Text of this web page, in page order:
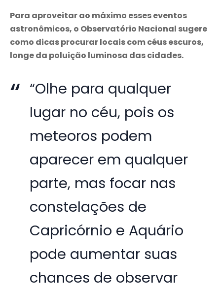
Para aproveitar ao máximo esses eventos
astronômicos, o Observatório Nacional sugere
como dicas procurar locais com céus escuros,
longe da poluição luminosa das cidades.
“Olhe para qualquer
lugar no céu, pois os
meteoros podem
aparecer em qualquer
parte, mas focar nas
constelações de
Capricórnio e Aquário
pode aumentar suas
chances de observar